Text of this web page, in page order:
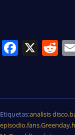
X
Etiquetas:analisis disco,
episodio,fans,Greenday,